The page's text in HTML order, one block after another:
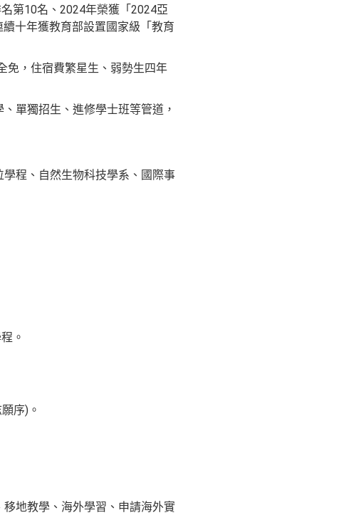
第10名、2024年榮獲「2024亞
十年獲教育部設置國家級「教育
免，住宿費繁星生、弱勢生四年
單獨招生、進修學士班等管道，
程、自然生物科技學系、國際事
。
序)。
地教學、海外學習、申請海外實